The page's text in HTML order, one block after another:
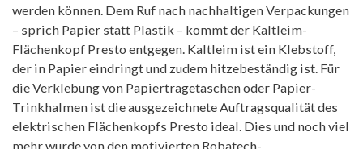
werden können. Dem Ruf nach nachhaltigen Verpackungen
– sprich Papier statt Plastik – kommt der Kaltleim-
Flächenkopf Presto entgegen. Kaltleim ist ein Klebstoff,
der in Papier eindringt und zudem hitzebeständig ist. Für
die Verklebung von Papiertragetaschen oder Papier-
Trinkhalmen ist die ausgezeichnete Auftragsqualität des
elektrischen Flächenkopfs Presto ideal. Dies und noch viel
mehr wurde von den motivierten Robatech-